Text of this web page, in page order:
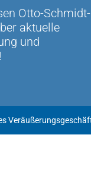
Otto-Schmidt-
aktuelle
und